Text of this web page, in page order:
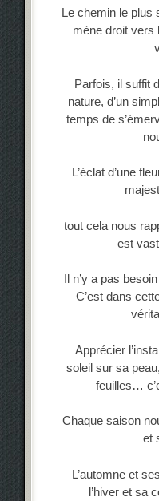
Le chemin le plus
mène droit vers
Parfois, il suffit
nature, d’un
temps de
L’éclat d’une
tout cela nous
est
Il n’y a pas
C’est dans
Apprécier
soleil sur sa
feuilles…
Chaque saison
et
L’automne et
l’hiver et sa